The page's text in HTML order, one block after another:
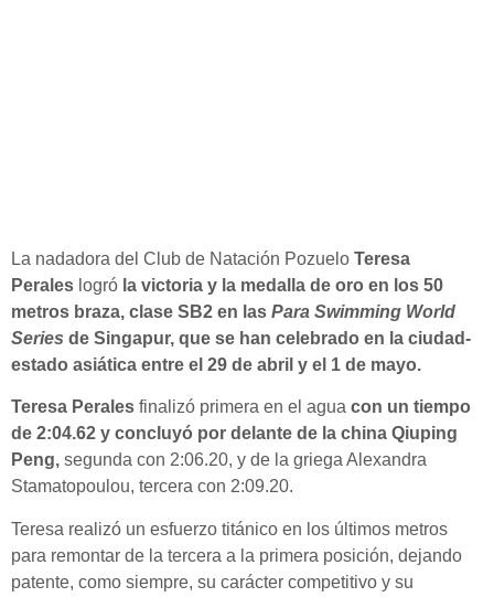
La nadadora del Club de Natación Pozuelo Teresa
Perales logró la victoria y la medalla de oro en los 50
metros braza, clase SB2 en las Para Swimming World
Series de Singapur, que se han celebrado en la ciudad-
estado asiática entre el 29 de abril y el 1 de mayo.
Teresa Perales finalizó primera en el agua con un tiempo
de 2:04.62 y concluyó por delante de la china Qiuping
Peng, segunda con 2:06.20, y de la griega Alexandra
Stamatopoulou, tercera con 2:09.20.
Teresa realizó un esfuerzo titánico en los últimos metros
para remontar de la tercera a la primera posición, dejando
patente, como siempre, su carácter competitivo y su